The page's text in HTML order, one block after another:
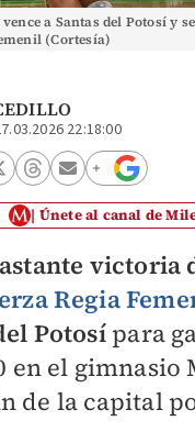
vence a Santas del Potosí y
(Cortesía)
22:18:00
Únete al canal de
victoria
Regia
Potosípara
en el gimnasio
de la capital